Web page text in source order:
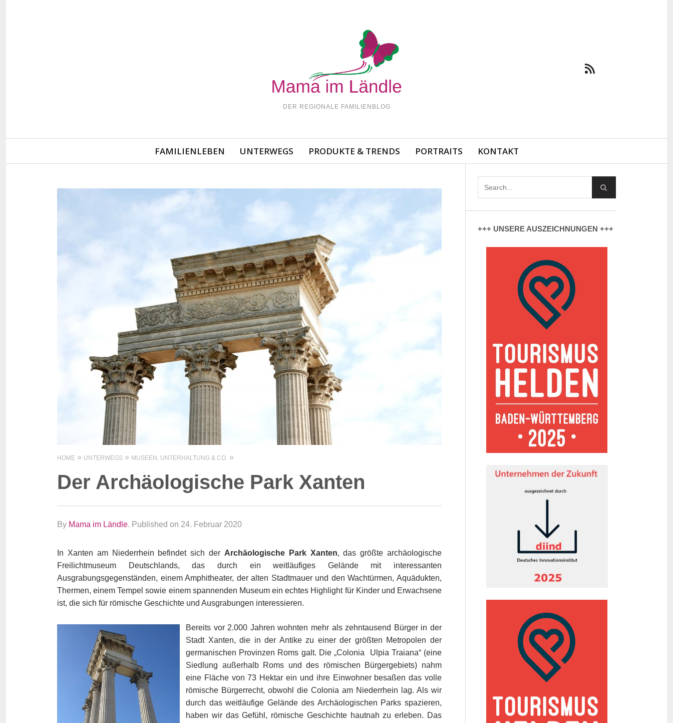
DER REGIONALE FAMILIENBLOG
Navigation
FAMILIENLEBEN UNTERWEGS PRODUKTE & TRENDS PORTRAITS KONTAKT
HOME UNTERWEGS MUSEEN, UNTERHALTUNG & CO.
Der Archäologische Park Xanten
By Mama im Ländle. Published on 24. Februar 2020
In Xanten am Niederrhein befindet sich der Archäologische Park Xanten, das größte archäologische
Freilichtmuseum Deutschlands, das durch ein weitläufiges Gelände mit interessanten
Ausgrabungsgegenständen, einem Amphitheater, der alten Stadtmauer und den Wachtürmen, Aquädukten,
Thermen, einem Tempel sowie einem spannenden Museum ein echtes Highlight für Kinder und Erwachsene
ist, die sich für römische Geschichte und Ausgrabungen interessieren.
Bereits vor 2.000 Jahren wohnten mehr als zehntausend Bürger in der
Stadt Xanten, die in der Antike zu einer der größten Metropolen der
germanischen Provinzen Roms galt. Die „Colonia Ulpia Traiana“ (eine
Siedlung außerhalb Roms und des römischen Bürgergebiets) nahm
eine Fläche von 73 Hektar ein und ihre Einwohner besaßen das volle
römische Bürgerrecht, obwohl die Colonia am Niederrhein lag. Als wir
durch das weitläufige Gelände des Archäologischen Parks spazieren,
haben wir das Gefühl, römische Geschichte hautnah zu erleben. Das
+++ UNSERE AUSZEICHNUNGEN +++